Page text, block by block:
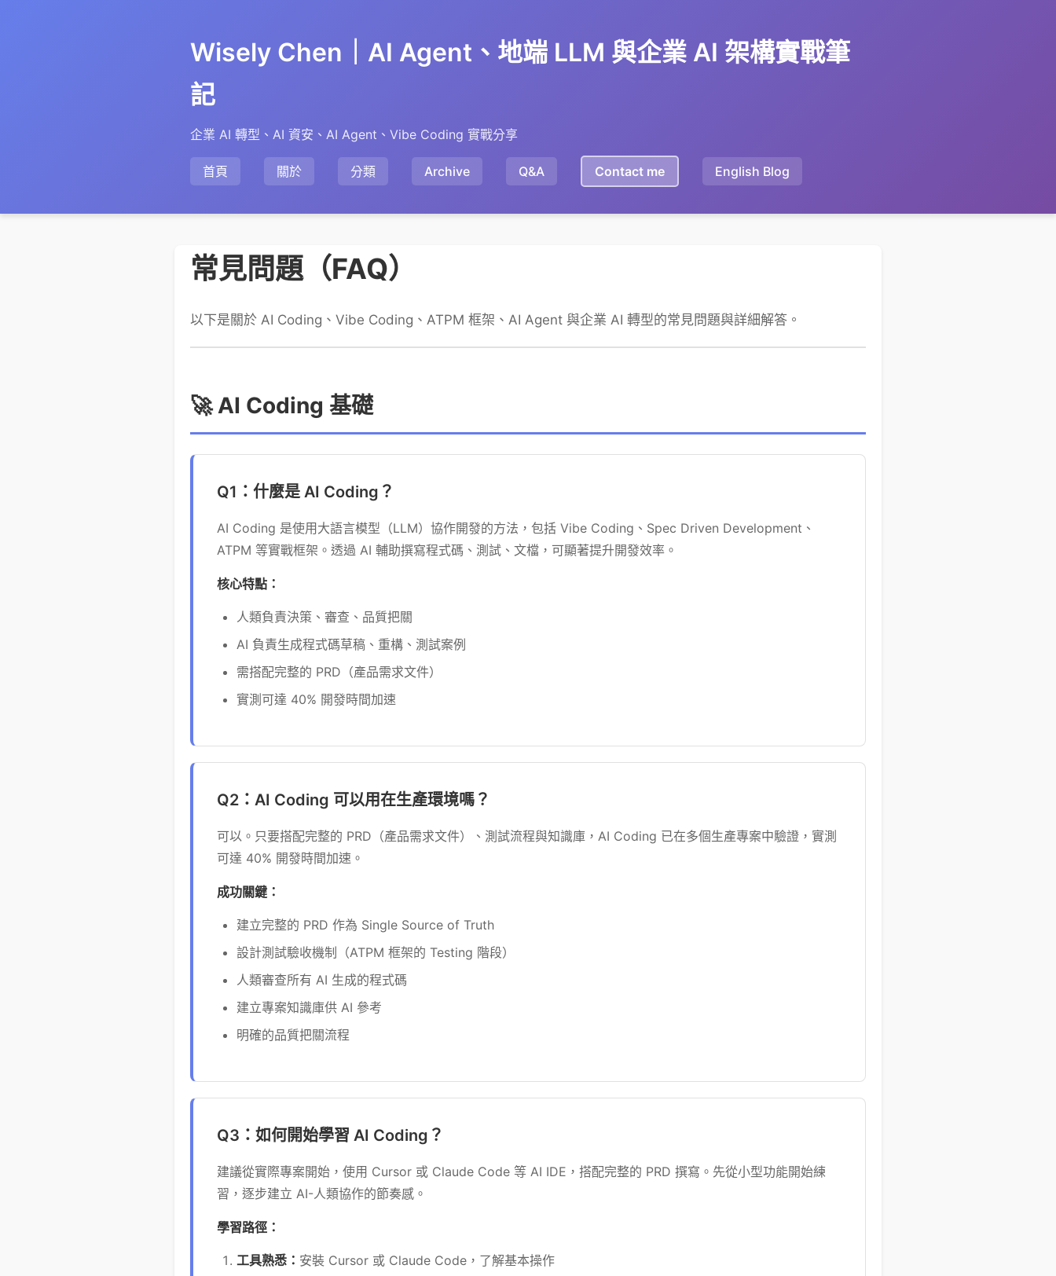
Wisely Chen｜AI Agent、地端 LLM 與企業 AI 架構實戰筆
記
企業 AI 轉型、AI 資安、AI Agent、Vibe Coding 實戰分享
首頁 關於 分類 Archive Q&A Contact me English Blog
常見問題（FAQ）
以下是關於 AI Coding、Vibe Coding、ATPM 框架、AI Agent 與企業 AI 轉型的常見問題與詳細解答。
🚀 AI Coding 基礎
Q1：什麼是 AI Coding？
AI Coding 是使用大語言模型（LLM）協作開發的方法，包括 Vibe Coding、Spec Driven Development、
ATPM 等實戰框架。透過 AI 輔助撰寫程式碼、測試、文檔，可顯著提升開發效率。
核心特點：
人類負責決策、審查、品質把關
AI 負責生成程式碼草稿、重構、測試案例
需搭配完整的 PRD（產品需求文件）
實測可達 40% 開發時間加速
Q2：AI Coding 可以用在生產環境嗎？
可以。只要搭配完整的 PRD（產品需求文件）、測試流程與知識庫，AI Coding 已在多個生產專案中驗證，實測
可達 40% 開發時間加速。
成功關鍵：
建立完整的 PRD 作為 Single Source of Truth
設計測試驗收機制（ATPM 框架的 Testing 階段）
人類審查所有 AI 生成的程式碼
建立專案知識庫供 AI 參考
明確的品質把關流程
Q3：如何開始學習 AI Coding？
建議從實際專案開始，使用 Cursor 或 Claude Code 等 AI IDE，搭配完整的 PRD 撰寫。先從小型功能開始練
習，逐步建立 AI-人類協作的節奏感。
學習路徑：
工具熟悉： 安裝 Cursor 或 Claude Code，了解基本操作